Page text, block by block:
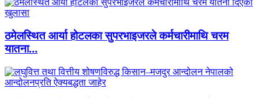
ठमेलस्थित आर्या होटलका सुपरभाइजरले कर्मचारीमाथि चरम
यातना...